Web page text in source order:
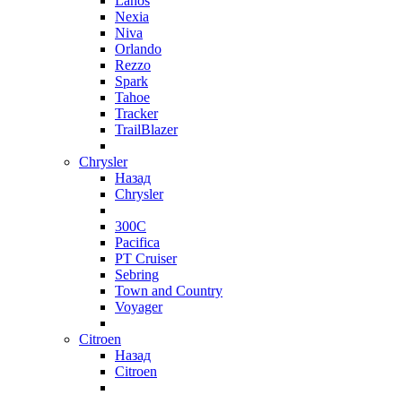
Nexia
Niva
Orlando
Rezzo
Spark
Tahoe
Tracker
TrailBlazer
Chrysler
Назад
Chrysler
300C
Pacifica
PT Cruiser
Sebring
Town and Country
Voyager
Citroen
Назад
Citroen